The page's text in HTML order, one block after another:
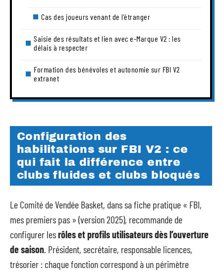
Cas des joueurs venant de l’étranger
Saisie des résultats et lien avec e-Marque V2 : les
délais à respecter
Formation des bénévoles et autonomie sur FBI V2
extranet
Configuration des
habilitations sur FBI V2 : ce
qui fait la différence entre
clubs fluides et clubs bloqués
Le Comité de Vendée Basket, dans sa fiche pratique « FBI,
mes premiers pas » (version 2025), recommande de
configurer lesrôles et profils utilisateurs dès l’ouverture
de saison . Président, secrétaire, responsable licences,
trésorier : chaque fonction correspond à un périmètre